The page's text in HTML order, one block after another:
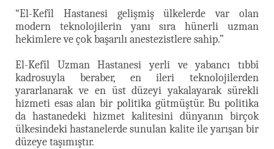
“El-Kefîl Hastanesi gelişmiş ülkelerde var olan
modern teknolojilerin yanı sıra hünerli uzman
hekimlere ve çok başarılı anestezistlere sahip.”
El-Kefîl Uzman Hastanesi yerli ve yabancı tıbbî
kadrosuyla beraber, en ileri teknolojilerden
yararlanarak ve en üst düzeyi yakalayarak sürekli
hizmeti esas alan bir politika gütmüştür. Bu politika
da hastanedeki hizmet kalitesini dünyanın birçok
ülkesindeki hastanelerde sunulan kalite ile yarışan bir
düzeye taşımıştır.